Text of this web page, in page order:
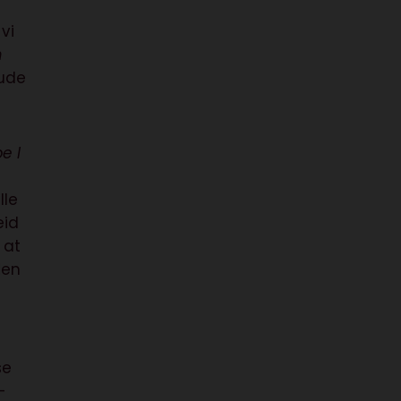
I
at